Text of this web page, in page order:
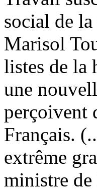
social de
Marisol
listes de la
une
perçoivent
Français.
extrême
ministre